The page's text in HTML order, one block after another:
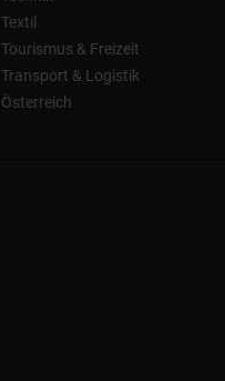
Textil
Tourismus & Freizeit
Transport & Logistik
Österreich